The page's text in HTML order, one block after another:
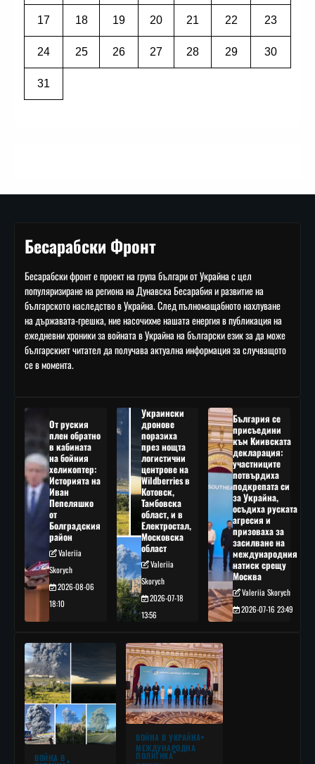
17 18 19 20 21 22 23
24 25 26 27 28 29 30
31
Бесарабски Фронт
Бесарабски фронт е проект на група българи от Украйна с цел
популяризиране на региона на Дунавска Бесарабия и развитие на
българското наследство в Украйна. След пълномащабното нахлуване
на държавата-грешка, ние насочихме нашата енергия в публикация на
ежедневни хроники за войната в Украйна на български език за да може
българският читател да получава актуална информация за случващото
се в момента.
От руския
плен обратно
в кабината
на бойния
хеликоптер:
Историята на
Иван
Пепеляшко
от
Болградския
район
Valeriia
Skorych
2026-08-06
18:10
Украински
дронове
поразиха
през нощта
логистични
центрове на
Wildberries в
Котовск,
Тамбовска
област, и в
Електростал,
Московска
област
Valeriia
Skorych
2026-07-18
13:56
България се
присъедини
към Киивската
декларация:
участниците
потвърдиха
подкрепата си
за Украйна,
осъдиха руската
агресия и
призоваха за
засилване на
международния
натиск срещу
Москва
Valeriia Skorych
2026-07-16 23:49
ВОЙНА В
ВОЙНА В УКРАЙНА
МЕЖДУНАРОДНА
ПОЛИТИКА